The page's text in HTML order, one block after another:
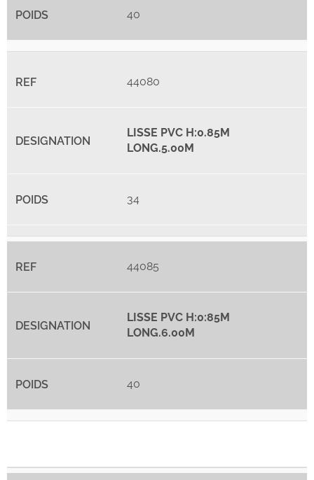
40
44080
LISSE PVC H:0.85M
LONG.5.00M
34
44085
LISSE PVC H:0:85M
LONG.6.00M
40